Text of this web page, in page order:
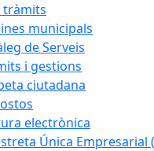
tràmits
municipals
de Serveis
i gestions
ciutadana
electrònica
Única Empresarial